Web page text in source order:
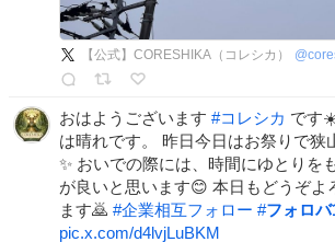
【公式】CORESHIKA（コレシカ） @
おはようございます #コレシカ です
は晴れです。 昨日今日はお祭りで狭
✨ おいでの際には、時間にゆとりを
が良いと思います😊 本日もどうぞよ
ます🙇 #企業相互フォロー #フォロ
pic.x.com/d4lvjLuBKM